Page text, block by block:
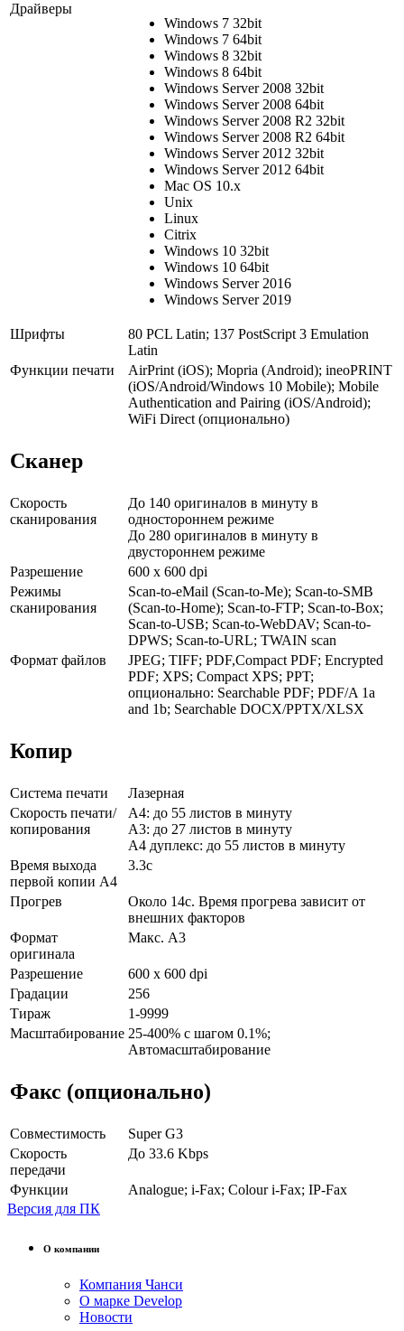
Драйверы
Windows 7 32bit
Windows 7 64bit
Windows 8 32bit
Windows 8 64bit
Windows Server 2008 32bit
Windows Server 2008 64bit
Windows Server 2008 R2 32bit
Windows Server 2008 R2 64bit
Windows Server 2012 32bit
Windows Server 2012 64bit
Mac OS 10.x
Unix
Linux
Citrix
Windows 10 32bit
Windows 10 64bit
Windows Server 2016
Windows Server 2019
Шрифты
80 PCL Latin; 137 PostScript 3 Emulation
Latin
Функции печати
AirPrint (iOS); Mopria (Android); ineoPRINT
(iOS/Android/Windows 10 Mobile); Mobile
Authentication and Pairing (iOS/Android);
WiFi Direct (опционально)
Сканер
Скорость
сканирования
До 140 оригиналов в минуту в
одностороннем режиме
До 280 оригиналов в минуту в
двустороннем режиме
Разрешение
600 x 600 dpi
Режимы
сканирования
Scan-to-eMail (Scan-to-Me); Scan-to-SMB
(Scan-to-Home); Scan-to-FTP; Scan-to-Box;
Scan-to-USB; Scan-to-WebDAV; Scan-to-
DPWS; Scan-to-URL; TWAIN scan
Формат файлов
JPEG; TIFF; PDF,Compact PDF; Encrypted
PDF; XPS; Compact XPS; PPT;
опционально: Searchable PDF; PDF/A 1a
and 1b; Searchable DOCX/PPTX/XLSX
Копир
Система печати
Лазерная
Скорость печати/
копирования
А4: до 55 листов в минуту
А3: до 27 листов в минуту
А4 дуплекс: до 55 листов в минуту
Время выхода
первой копии А4
3.3с
Прогрев
Около 14с. Время прогрева зависит от
внешних факторов
Формат
оригинала
Макс. A3
Разрешение
600 x 600 dpi
Градации
256
Тираж
1-9999
Масштабирование 25-400% с шагом 0.1%;
Автомасштабирование
Факс (опционально)
Совместимость
Super G3
Скорость
передачи
До 33.6 Kbps
Функции
Analogue; i-Fax; Colour i-Fax; IP-Fax
Версия для ПК
О компании
Компания Чанси
О марке Develop
Новости